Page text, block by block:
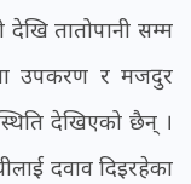
तातोपानी सम्म
उपकरण र मजदुर
देखिएको छैन् ।
दवाव दिइरहेका